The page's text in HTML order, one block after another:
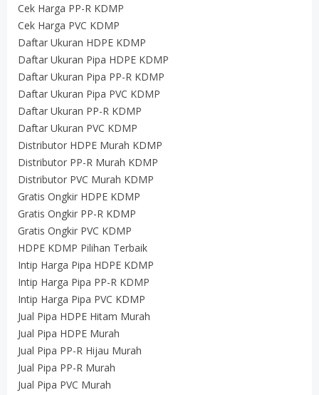
Cek Harga PP-R KDMP
Cek Harga PVC KDMP
Daftar Ukuran HDPE KDMP
Daftar Ukuran Pipa HDPE KDMP
Daftar Ukuran Pipa PP-R KDMP
Daftar Ukuran Pipa PVC KDMP
Daftar Ukuran PP-R KDMP
Daftar Ukuran PVC KDMP
Distributor HDPE Murah KDMP
Distributor PP-R Murah KDMP
Distributor PVC Murah KDMP
Gratis Ongkir HDPE KDMP
Gratis Ongkir PP-R KDMP
Gratis Ongkir PVC KDMP
HDPE KDMP Pilihan Terbaik
Intip Harga Pipa HDPE KDMP
Intip Harga Pipa PP-R KDMP
Intip Harga Pipa PVC KDMP
Jual Pipa HDPE Hitam Murah
Jual Pipa HDPE Murah
Jual Pipa PP-R Hijau Murah
Jual Pipa PP-R Murah
Jual Pipa PVC Murah